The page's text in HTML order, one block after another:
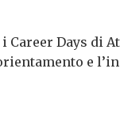
i Career Days
e